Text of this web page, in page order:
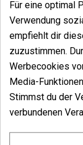
Typ:
Aroma
einem
Farbe
CBD:
THC:
Für eine optimal
Verwendung
empfiehlt dir
zuzustimmen.
Werbecookies
Media-
Stimmst du der
verbundenen